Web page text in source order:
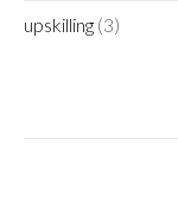
upskilling (3)